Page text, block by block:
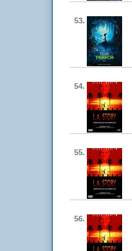
53.
54.
55.
56.